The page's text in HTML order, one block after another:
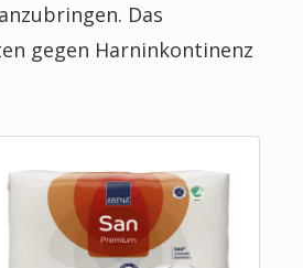
Das
gegen Harninkontinenz